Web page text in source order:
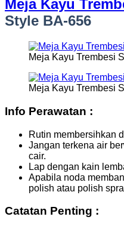
Meja Kayu
Style BA-656
Meja Kayu Trembesi
Meja Kayu Trembesi
Info Perawatan :
Rutin membersihkan
Jangan terkena air
cair.
Lap dengan kain
Apabila noda
polish atau polish
Catatan Penting :